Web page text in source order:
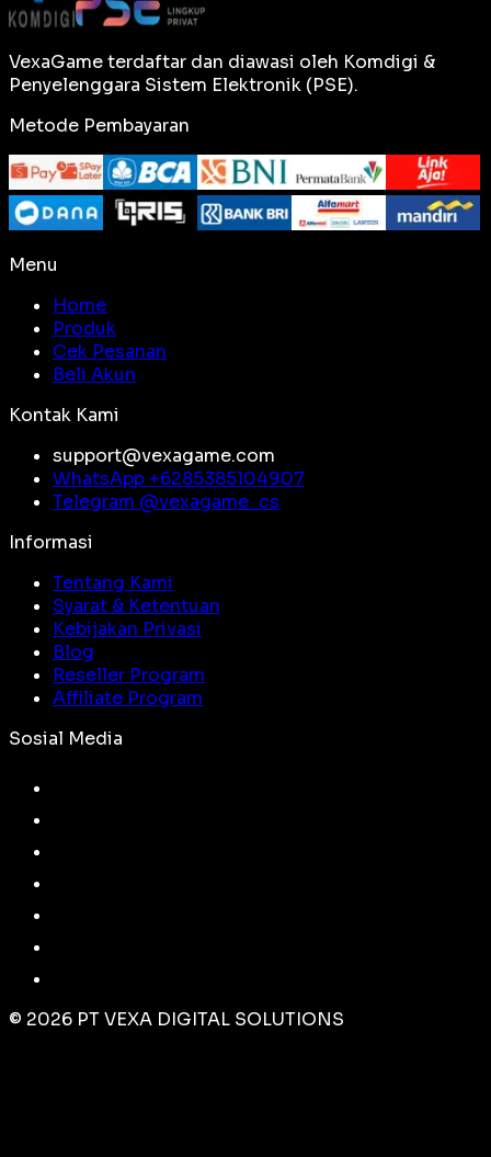
VexaGame terdaftar dan diawasi oleh Komdigi &
Penyelenggara Sistem Elektronik (PSE).
Metode Pembayaran
Menu
Home
Produk
Cek Pesanan
Beli Akun
Kontak Kami
support@vexagame.com
WhatsApp +6285385104907
Telegram @vexagame_cs
Informasi
Tentang Kami
Syarat & Ketentuan
Kebijakan Privasi
Blog
Reseller Program
Affiliate Program
Sosial Media
© 2026 PT VEXA DIGITAL SOLUTIONS